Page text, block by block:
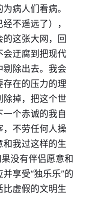
病人们看病。
不遥远了），
这张大网，回
会迂腐到把现代
除出去。我会
在的压力的理
掉，把这个世
个赤诚的我自
不劳任何人操
我过这样的生
没有伴侣愿意和
享受“独乐乐”的
虚假的文明生